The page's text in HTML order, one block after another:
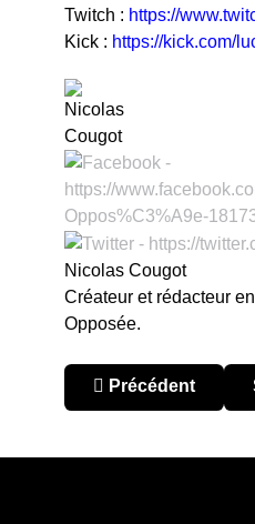
Twitch : https://
Kick : https://kick.com/
Nicolas Cougot
Créateur et rédacteur
Opposée.
Article précédent :
Précédent